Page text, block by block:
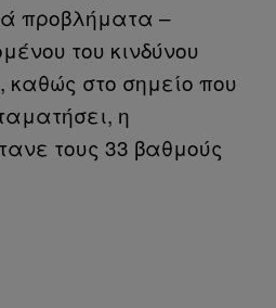
προβλήματα –
του κινδύνου
καθώς στο σημείο που
η
τους 33 βαθμούς